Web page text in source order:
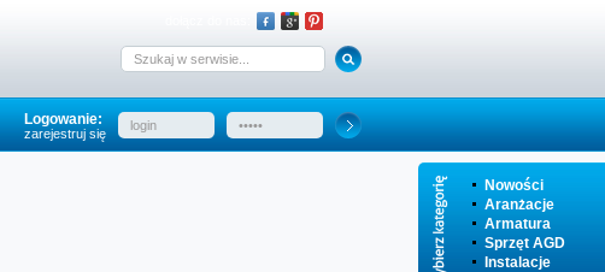
Nowości
Aranżacje
Armatura
Sprzęt AGD
Instalacje
Logowanie:
zarejestruj się